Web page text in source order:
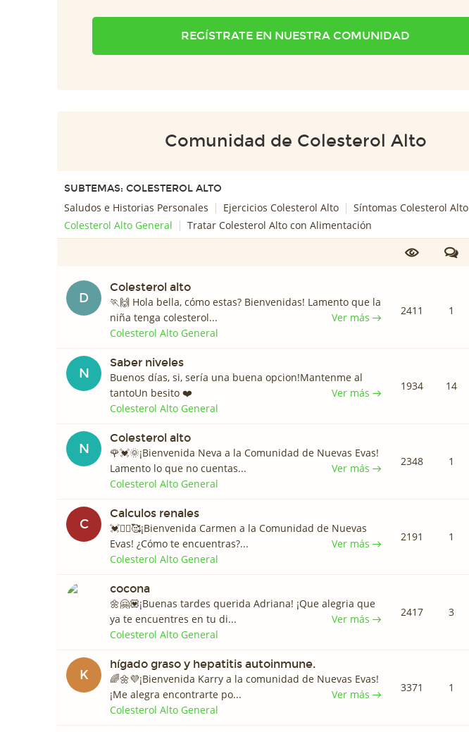
REGÍSTRATE EN NUESTRA COMUNIDAD
Comunidad de Colesterol Alto
SUBTEMAS: COLESTEROL ALTO
Saludos e Historias Personales Ejercicios Colesterol Alto
Síntomas Colesterol Alto
Colesterol Alto General
Tratar Colesterol Alto con Alimentación
D
Colesterol alto
🏃🙌 Hola bella, cómo estas? Bienvenidas! Lamento que la
niña tenga colesterol...
Ver más
Colesterol Alto General
2411 1
N
Saber niveles
Buenos días, si, sería una buena opcion!Mantenme al
tantoUn besito ❤️️
Ver más
Colesterol Alto General
1934 14
N
Colesterol alto
🌹💓🌞¡Bienvenida Neva a la Comunidad de Nuevas Evas!
Lamento lo que no cuentas...
Ver más
Colesterol Alto General
2348 1
C
Calculos renales
💓🙋‍♀️🥰¡Bienvenida Carmen a la Comunidad de Nuevas
Evas! ¿Cómo te encuentras?...
Ver más
Colesterol Alto General
2191 1
cocona
🌼🤗💟¡Buenas tardes querida Adriana! ¡Que alegria que
ya te encuentres en tu di...
Ver más
Colesterol Alto General
2417 3
K
hígado graso y hepatitis autoinmune.
🌈🌼💜¡Bienvenida Karry a la comunidad de Nuevas Evas!
¡Me alegra encontrarte po...
Ver más
Colesterol Alto General
3371 1